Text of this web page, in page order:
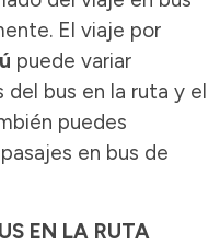
El viaje por
puede variar
del bus en la ruta y el
puedes
en bus de
EN LA RUTA